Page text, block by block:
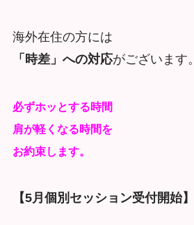
海外在住の方には
「時差」への対応がございます。
必ずホッとする時間
肩が軽くなる時間を
お約束します。
【5月個別セッション受付開始】